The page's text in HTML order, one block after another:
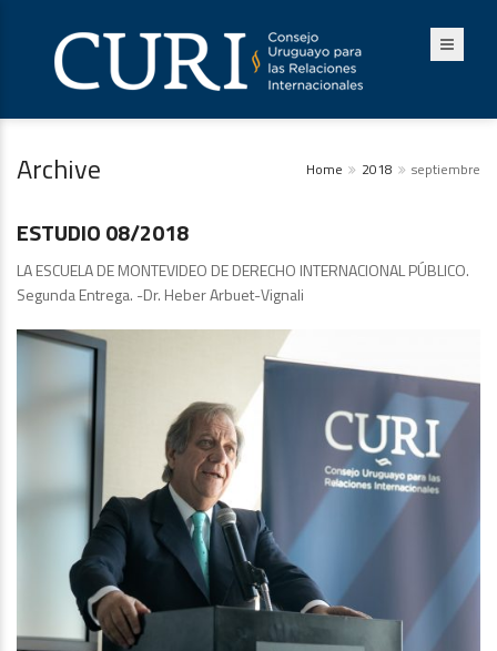
Archive Home 2018 septiembre
Publicaciones
ESTUDIO 08/2018
LA ESCUELA DE MONTEVIDEO DE DERECHO INTERNACIONAL PÚBLICO.
Segunda Entrega. -Dr. Heber Arbuet-Vignali